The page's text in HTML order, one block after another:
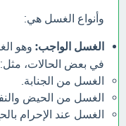
وأنواع الغسل هي:
الغسل الواجب: وهو
في بعض الحالات، مثل:
الغسل من الجنابة.
الغسل من الحيض
الغسل عند الإحرام